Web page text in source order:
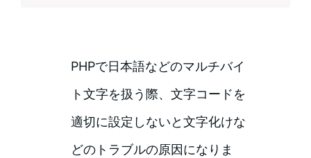
PHPで日本語などのマルチバイ
ト文字を扱う際、文字コードを
適切に設定しないと文字化けな
どのトラブルの原因になりま